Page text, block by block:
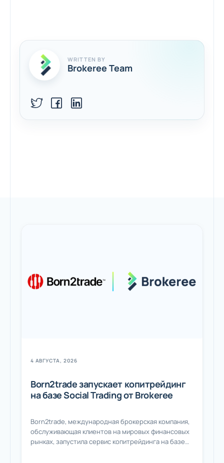
WRITTEN BY
Brokeree Team
4 АВГУСТА, 2026
Born2trade запускает копитрейдинг
на базе Social Trading от Brokeree
Born2trade, международная брокерская компания,
обслуживающая клиентов на мировых финансовых
рынках, запустила сервис копитрейдинга на базе